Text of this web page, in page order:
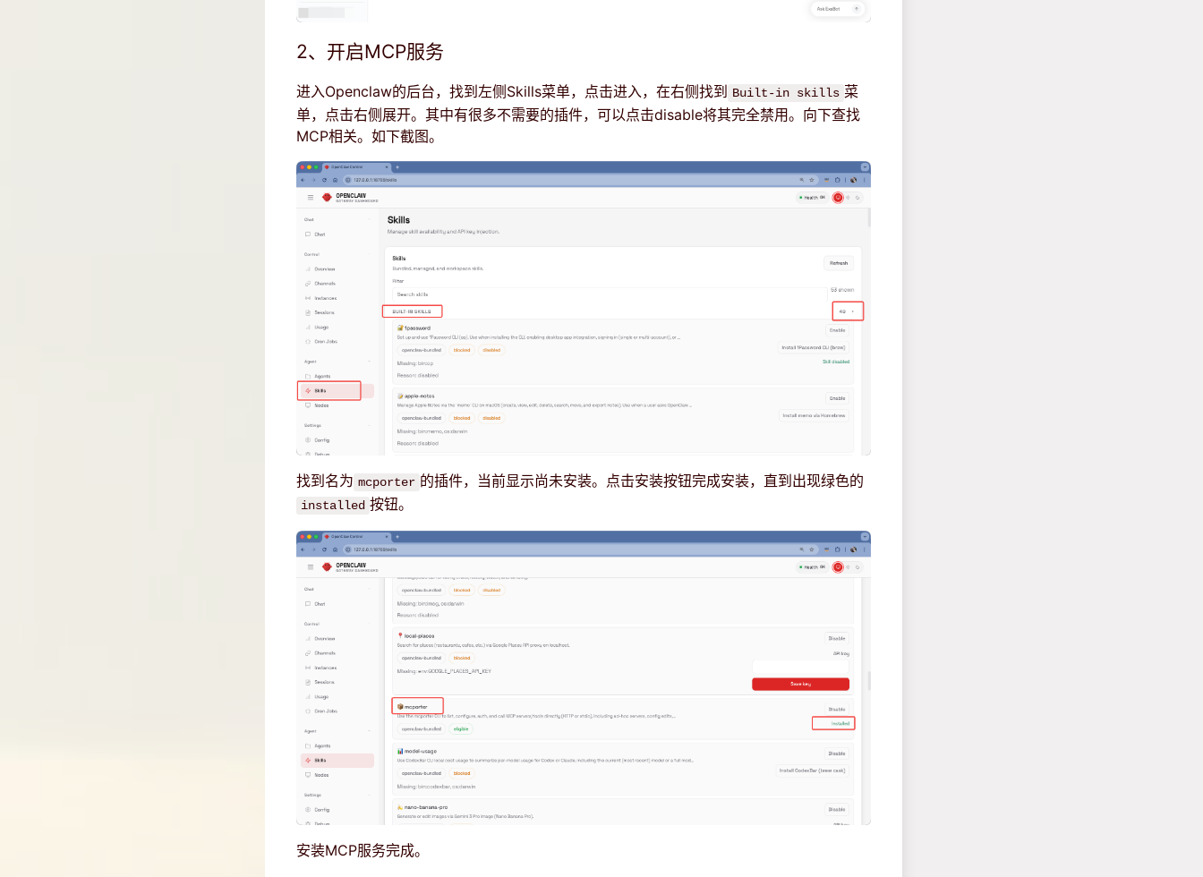
2、开启MCP服务
进入Openclaw的后台，找到左侧Skills菜单，点击进入，在右侧找到 Built-in skills 菜
单，点击右侧展开。其中有很多不需要的插件，可以点击disable将其完全禁用。向下查找
MCP相关。如下截图。
找到名为 mcporter 的插件，当前显示尚未安装。点击安装按钮完成安装，直到出现绿色的
installed 按钮。
安装MCP服务完成。